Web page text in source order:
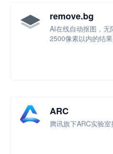
remove.bg
AI在线自动抠图，
2500像素以内的结
ARC
腾讯旗下ARC实验